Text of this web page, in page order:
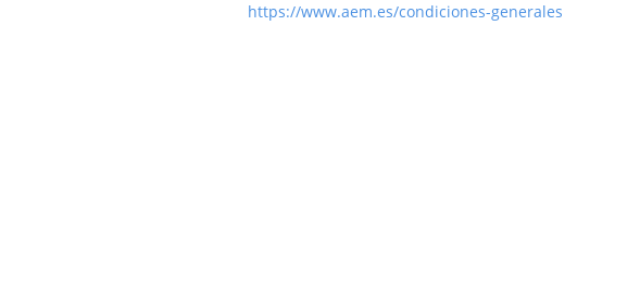
https://www.aem.es/condiciones-generales